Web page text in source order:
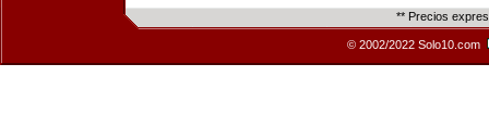
** Precios
© 2002/2022 Solo10.com